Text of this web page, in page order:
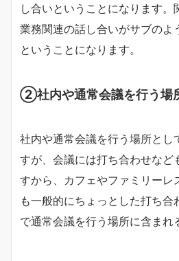
し合いということになります
業務関連の話し合いがサブのよ
ということになります。
②社内や通常会議を行う場
社内や通常会議を行う場所とし
すが、会議には打ち合わせなど
すから、カフェやファミリーレ
も一般的にちょっとした打ち
で通常会議を行う場所に含まれ